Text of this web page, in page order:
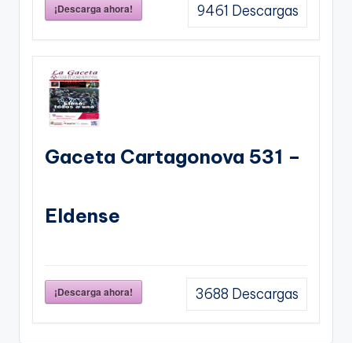
¡Descarga ahora! 9461 Descargas
Gaceta Cartagonova 531 –
Eldense
¡Descarga ahora! 3688 Descargas